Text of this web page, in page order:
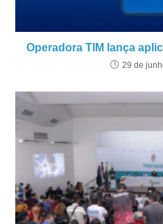
Operadora TIM lança
29 de